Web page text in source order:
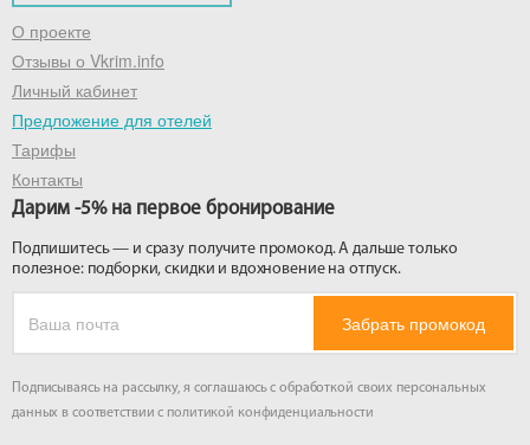
О проекте
Отзывы о Vkrim.info
Личный кабинет
Предложение для отелей
Тарифы
Контакты
Дарим -5% на первое бронирование
Подпишитесь — и сразу получите промокод. А дальше только
полезное: подборки, скидки и вдохновение на отпуск.
Забрать промокод
Подписываясь на рассылку, я соглашаюсь с обработкой своих персональных
данных в соответствии с политикой конфиденциальности